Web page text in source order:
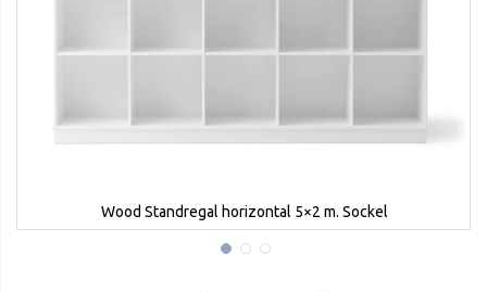
Wood Standregal horizontal 5×2 m. Sockel